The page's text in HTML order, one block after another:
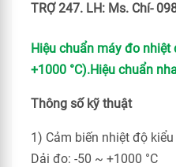
TRỢ 247. LH: Ms. Chí-
Hiệu chuẩn máy đo nhiệt
+1000 °C).Hiệu chuẩn
Thông số kỹ thuật
1) Cảm biến nhiệt độ kiểu
Dải đo: -50 ~ +1000 °C